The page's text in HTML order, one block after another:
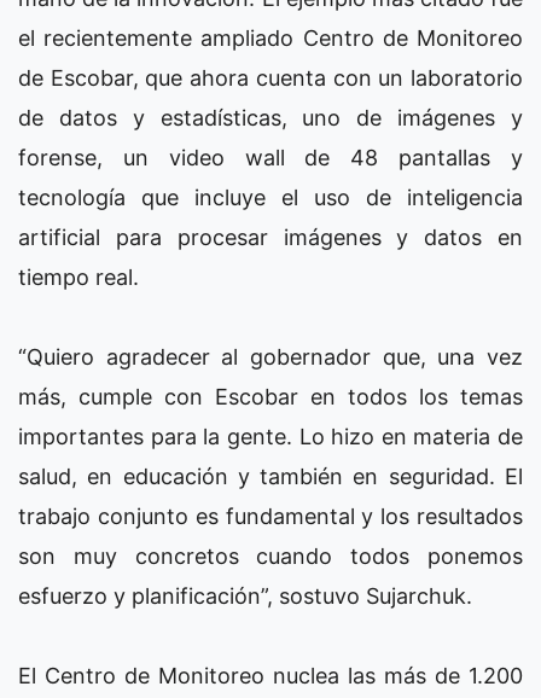
el recientemente ampliado Centro de Monitoreo
de Escobar, que ahora cuenta con un laboratorio
de datos y estadísticas, uno de imágenes y
forense, un video wall de 48 pantallas y
tecnología que incluye el uso de inteligencia
artificial para procesar imágenes y datos en
tiempo real.
“Quiero agradecer al gobernador que, una vez
más, cumple con Escobar en todos los temas
importantes para la gente. Lo hizo en materia de
salud, en educación y también en seguridad. El
trabajo conjunto es fundamental y los resultados
son muy concretos cuando todos ponemos
esfuerzo y planificación”, sostuvo Sujarchuk.
El Centro de Monitoreo nuclea las más de 1.200